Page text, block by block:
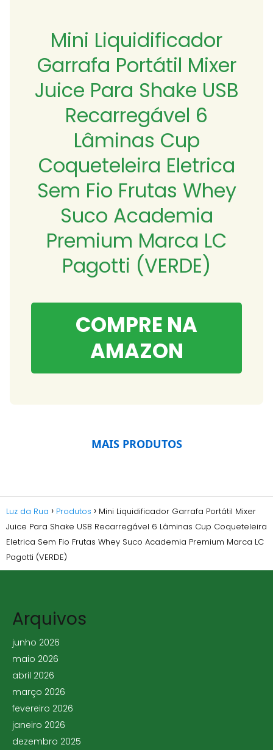
Mini Liquidificador
Garrafa Portátil Mixer
Juice Para Shake USB
Recarregável 6
Lâminas Cup
Coqueteleira Eletrica
Sem Fio Frutas Whey
Suco Academia
Premium Marca LC
Pagotti (VERDE)
COMPRE NA
AMAZON
MAIS PRODUTOS
Luz da Rua Produtos
Mini Liquidificador Garrafa Portátil Mixer
Juice Para Shake USB Recarregável 6 Lâminas Cup Coqueteleira
Eletrica Sem Fio Frutas Whey Suco Academia Premium Marca LC
Pagotti (VERDE)
Arquivos
junho 2026
maio 2026
abril 2026
março 2026
fevereiro 2026
janeiro 2026
dezembro 2025